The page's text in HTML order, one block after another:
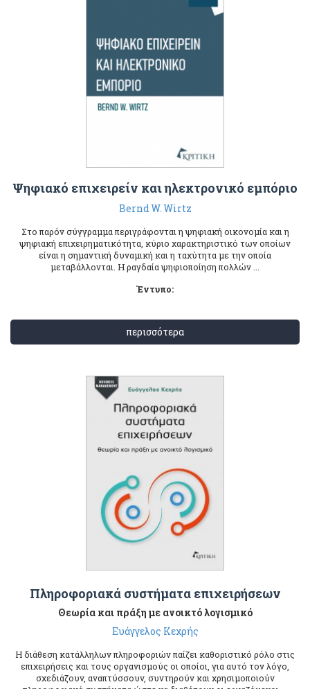
Ψηφιακό επιχειρείν και ηλεκτρονικό εμπόριο
Bernd W. Wirtz
Στο παρόν σύγγραμμα περιγράφονται η ψηφιακή οικονομία και η
ψηφιακή επιχειρηματικότητα, κύριο χαρακτηριστικό των οποίων
είναι η σημαντική δυναμική και η ταχύτητα με την οποία
μεταβάλλονται. Η ραγδαία ψηφιοποίηση πολλών ...
Έντυπο:
περισσότερα
Πληροφοριακά συστήματα επιχειρήσεων
Θεωρία και πράξη με ανοικτό λογισμικό
Ευάγγελος Κεχρής
H διάθεση κατάλληλων πληροφοριών παίζει καθοριστικό ρόλο στις
επιχειρήσεις και τους οργανισμούς οι οποίοι, για αυτό τον λόγο,
σχεδιάζουν, αναπτύσσουν, συντηρούν και χρησιμοποιούν